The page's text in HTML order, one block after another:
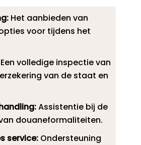
Het aanbieden van
voor tijdens het
volledige inspectie van
van de staat en
Assistentie bij de
douaneformaliteiten.​
service:Ondersteuning